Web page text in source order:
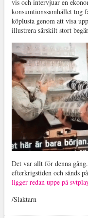
vis och intervjuar en
konsumtionssamhället
köplusta genom att visa
illustrera särskilt stort
Det var allt för denna
efterkrigstiden och sänds
ligger redan uppe på
/Slaktarn